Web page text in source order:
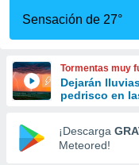
a este
las
y
forma
digital
basada
Sensación de 27°
Tormentas muy
Dejarán
pedrisco en
¡Descarga
Meteored!